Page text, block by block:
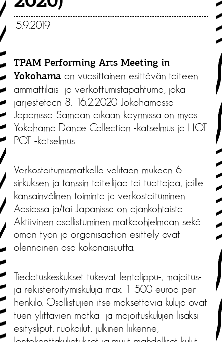
5.9.2019
TPAM Performing Arts Meeting in
Yokohama on vuosittainen esittävän taiteen
ammattilais- ja verkottumistapahtuma, joka
järjestetään 8.–16.2.2020 Jokohamassa
Japanissa. Samaan aikaan käynnissä on myös
Yokohama Dance Collection -katselmus ja HOT
POT -katselmus.
Verkostoitumismatkalle valitaan mukaan 6
sirkuksen ja tanssin taiteilijaa tai tuottajaa, joille
kansainvälinen toiminta ja verkostoituminen
Aasiassa ja/tai Japanissa on ajankohtaista.
Aktiivinen osallistuminen matkaohjelmaan sekä
oman työn ja organisaation esittely ovat
olennainen osa kokonaisuutta.
Tiedotuskeskukset tukevat lentolippu-, majoitus-
ja rekisteröitymiskuluja max. 1 500 euroa per
henkilö. Osallistujien itse maksettavia kuluja ovat
tuen ylittävien matka- ja majoituskulujen lisäksi
esitysliput, ruokailut, julkinen liikenne,